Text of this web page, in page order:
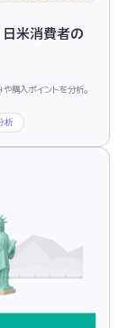
米消費者の
購入ポイントを分析。
析